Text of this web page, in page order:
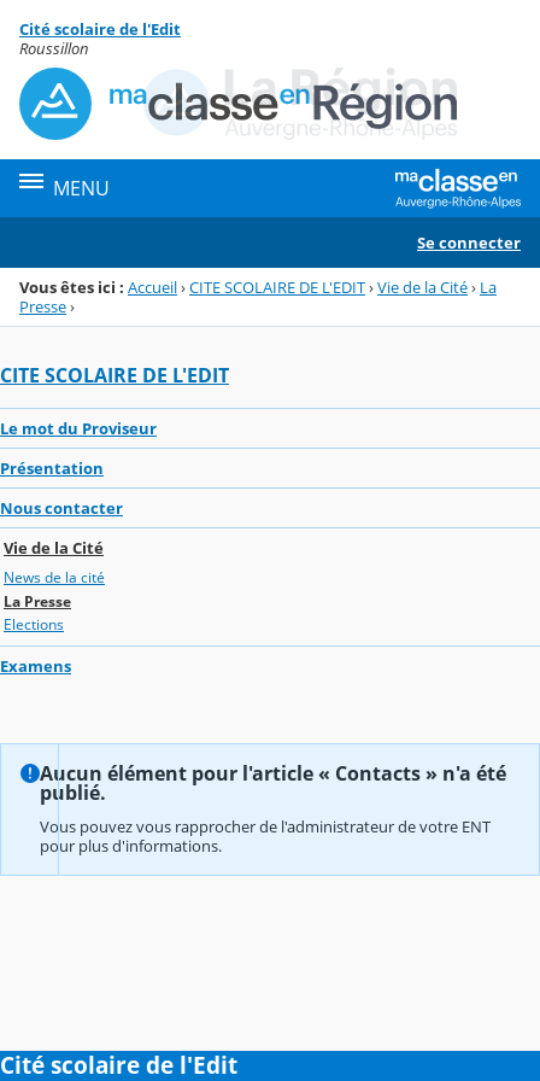
Menu de la rubrique
Contenu
Cité scolaire de l'Edit
Roussillon
MENU
Se connecter
Vous êtes ici : Accueil›CITE SCOLAIRE DE L'EDIT›Vie de la Cité› La
Presse›
CITE SCOLAIRE DE L'EDIT
Le mot du Proviseur
Présentation
Nous contacter
Vie de la Cité
News de la cité
La Presse
Elections
Examens
Aucun élément pour l'article « Contacts » n'a été
publié.
Vous pouvez vous rapprocher de l'administrateur de votre ENT
pour plus d'informations.
Cité scolaire de l'Edit